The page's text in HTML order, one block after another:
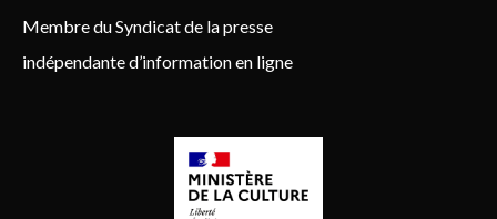
Membre du Syndicat de la presse
indépendante d’information en ligne